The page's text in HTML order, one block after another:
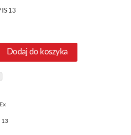
IS 13
Dodaj do koszyka
13